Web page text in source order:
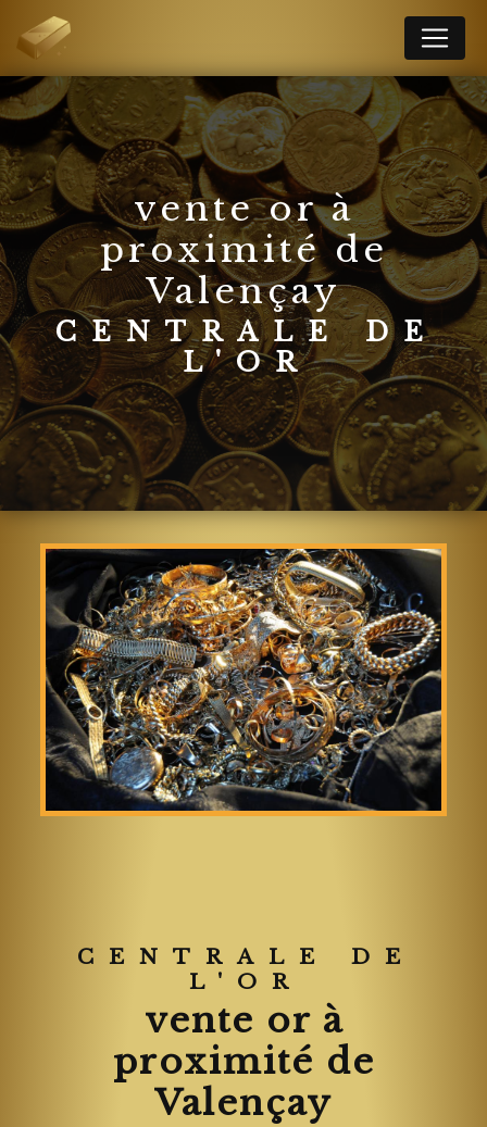
vente or à
proximité de
Valençay
CENTRALE DE
L'OR
CENTRALE DE
L'OR
vente or à
proximité de
Valençay
Panneau de gestion des cookies